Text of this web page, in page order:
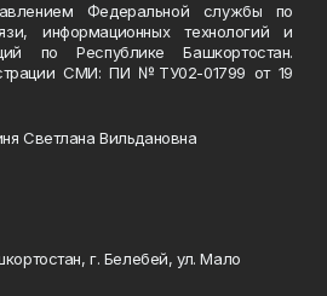
Федеральной службы по
информационных технологий и
по Республике Башкортостан.
СМИ: ПИ №ТУ02-01799 от 19
Светлана Вильдановна
г. Белебей, ул. Мало